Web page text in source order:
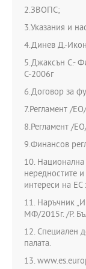
2.ЗВОПС;
3.Указания и
4.Динев Д.-
5.Джаксън С.-
С-2006г
6.Договор за
7.Регламент /
8.Регламент /
9.Финансов
10. Национална
нередностите
интереси на ЕС
11. Наръчник
МФ/2015г. /Р.
12. Специален
палата.
13.